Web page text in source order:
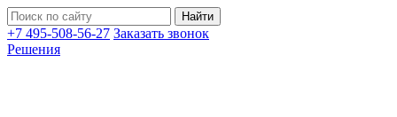
+7 495-508-56-27 Заказать звонок
Решения